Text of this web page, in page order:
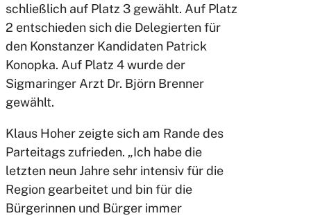
schließlich auf Platz 3 gewählt. Auf Platz
2 entschieden sich die Delegierten für
den Konstanzer Kandidaten Patrick
Konopka. Auf Platz 4 wurde der
Sigmaringer Arzt Dr. Björn Brenner
gewählt.
Klaus Hoher zeigte sich am Rande des
Parteitags zufrieden. „Ich habe die
letzten neun Jahre sehr intensiv für die
Region gearbeitet und bin für die
Bürgerinnen und Bürger immer